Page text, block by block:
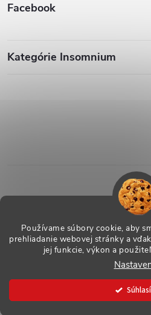
Používame súbory cookie, aby
prehliadanie webovej stránky a
jej funkcie, výkon a
Facebook
Kategórie Insomnium
Vytvoril
Copyright 2026ESHOP - Insomnium,